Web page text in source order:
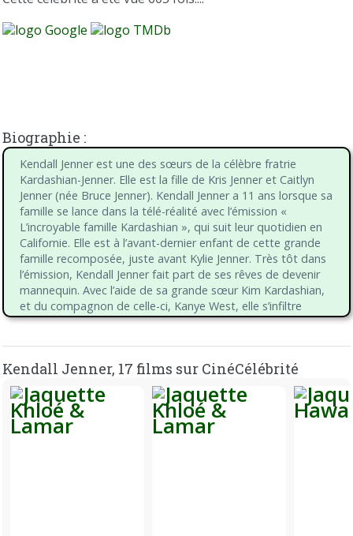
Biographie :
Kendall Jenner est une des sœurs de la célèbre fratrie
Kardashian-Jenner. Elle est la fille de Kris Jenner et Caitlyn
Jenner (née Bruce Jenner). Kendall Jenner a 11 ans lorsque sa
famille se lance dans la télé-réalité avec l’émission «
L’incroyable famille Kardashian », qui suit leur quotidien en
Californie. Elle est à l’avant-dernier enfant de cette grande
famille recomposée, juste avant Kylie Jenner. Très tôt dans
l’émission, Kendall Jenner fait part de ses rêves de devenir
mannequin. Avec l’aide de sa grande sœur Kim Kardashian,
et du compagnon de celle-ci, Kanye West, elle s’infiltre
progressivement, dès l’âge de 16 ans dans le milieu de la
créateurs se l’arrachent, elle devient une star des podiums
et on en oublierait presque son statut de star de télé-
réalité. Elle défilé pour Dior, Chanel, Marc bon Furstenberg,
Gucci, de Milan à Paris. Elle fait partie, aux côtés de Cara
Delevingne et Gigi Hadid, de la nouvelle génération des
Kendall Jenner, 17 films sur CinéCélébrité